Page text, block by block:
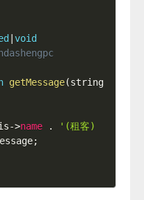
|void
getMessage(
->name .
'(租客)
;